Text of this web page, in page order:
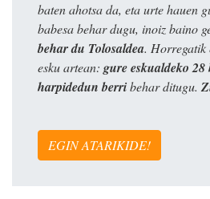
baten ahotsa da, eta urte hauen
babesa behar dugu, inoiz baino
behar du Tolosaldea. Horregatik
esku artean: gure eskualdeko
harpidedun berribehar ditugu.
EGIN ATARIKIDE!